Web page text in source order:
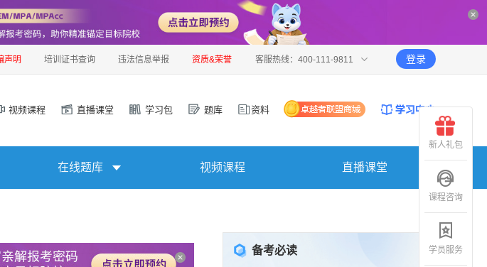
声明 培训证书查询 违法信息举报 资质&荣誉 客服热线：400-111-9811 登录
视频课程 直播课堂 学习包 题库 资料
在线题库 视频课程 直播课堂
备考必读
新人礼包
课程咨询
学员服务